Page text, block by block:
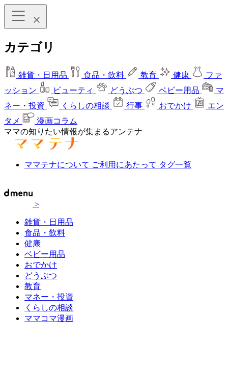
カテゴリ
雑貨・日用品 食品・飲料 教育 健康
ファ
ッション
ビューティ どうぶつ ベビー用品
マ
ネー・投資
くらしの相談 行事 おでかけ
エン
タメ
漫画コラム
ママの知りたい情報が集まるアンテナ
ママテナについて ご利用にあたって タグ一覧
>
雑貨・日用品
食品・飲料
健康
ベビー用品
おでかけ
どうぶつ
教育
マネー・投資
くらしの相談
ママコマ漫画